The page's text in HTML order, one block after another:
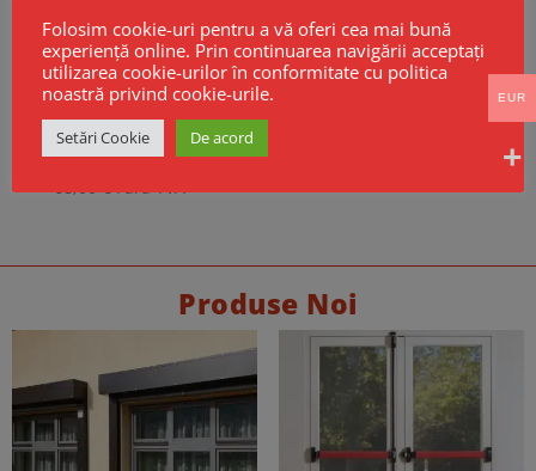
Sistem manual deschidere ferestre F7
Produse Noi
Folosim cookie-uri pentru a vă oferi cea mai bună
experiență online. Prin continuarea navigării acceptați
utilizarea cookie-urilor în conformitate cu politica
noastră privind cookie-urile.
Setări Cookie De acord
EUR